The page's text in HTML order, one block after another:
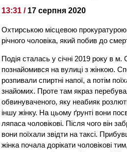
13:31 / 17 серпня 2020
Охтирською місцевою
річного чоловіка, який побив до
Подія сталась у січні 2019 року в
познайомився на вулиці з жінкою.
розпивали спиртні напої, а потім
знайомих. Проте там якраз
обвинуваченого, яку неабияк
іншу жінку. На цьому ґрунті вони
ляпаса чоловікові. Після чого він
вони поїхали звідти на таксі.
жінка почала дорікати чоловікові